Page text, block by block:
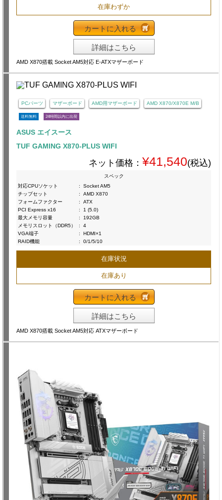
在庫わずか
カートに入れる
詳細はこちら
AMD X870搭載 Socket AM5対応 E-ATXマザーボード
PCパーツ マザーボード AMD用マザーボード AMD X870/X870E M/B
送料無料 24時間以内に出荷
ASUS エイスース
TUF GAMING X870-PLUS WIFI
ネット価格： ¥41,540(税込)
スペック
対応CPUソケット
:
Socket AM5
チップセット
:
AMD X870
フォームファクター
:
ATX
PCI Express x16
:
1 (5.0)
最大メモリ容量
:
192GB
メモリスロット（DDR5）
:
4
VGA端子
:
HDMI×1
RAID機能
: 0/1/5/10
在庫状況
在庫あり
カートに入れる
詳細はこちら
AMD X870搭載 Socket AM5対応 ATXマザーボード